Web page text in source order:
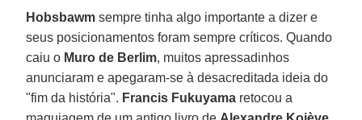
Hobsbawm sempre tinha algo importante a dizer e
seus posicionamentos foram sempre críticos. Quando
caiu o Muro de Berlim, muitos apressadinhos
anunciaram e apegaram-se à desacreditada ideia do
"fim da história". Francis Fukuyama retocou a